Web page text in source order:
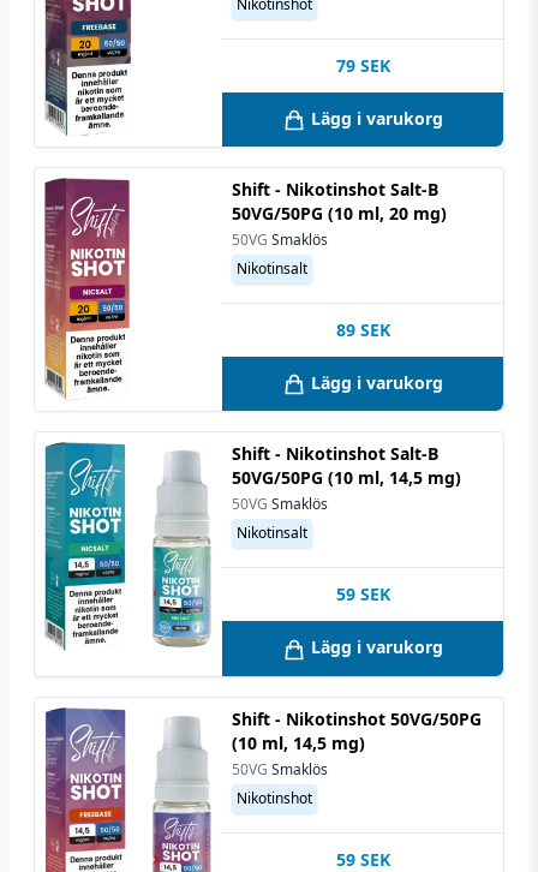
79 SEK
Lägg i varukorg
Shift - Nikotinshot Salt-B
50VG/50PG (10 ml, 20 mg)
50VG Smaklös
Nikotinsalt
89 SEK
Lägg i varukorg
Shift - Nikotinshot Salt-B
50VG/50PG (10 ml, 14,5 mg)
50VG Smaklös
Nikotinsalt
59 SEK
Lägg i varukorg
Shift - Nikotinshot 50VG/50PG
(10 ml, 14,5 mg)
50VG Smaklös
Nikotinshot
59 SEK